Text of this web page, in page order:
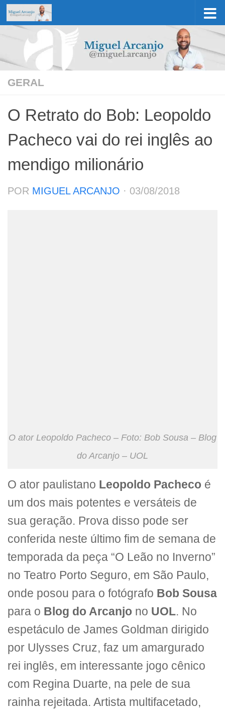
Skip to content
GERAL
O Retrato do Bob: Leopoldo
Pacheco vai do rei inglês ao
mendigo milionário
POR MIGUEL ARCANJO · 03/08/2018
O ator Leopoldo Pacheco – Foto: Bob Sousa – Blog
do Arcanjo – UOL
O ator paulistano Leopoldo Pacheco é
um dos mais potentes e versáteis de
sua geração. Prova disso pode ser
conferida neste último fim de semana de
temporada da peça “O Leão no Inverno”
no Teatro Porto Seguro, em São Paulo,
onde posou para o fotógrafo Bob Sousa
para o Blog do Arcanjo no UOL. No
espetáculo de James Goldman dirigido
por Ulysses Cruz, faz um amargurado
rei inglês, em interessante jogo cênico
com Regina Duarte, na pele de sua
rainha rejeitada. Artista multifacetado,